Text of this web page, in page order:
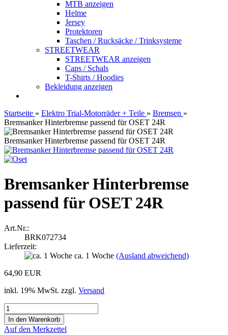
MTB anzeigen
Helme
Jersey
Protektoren
Taschen / Rucksäcke / Trinksysteme
STREETWEAR
STREETWEAR anzeigen
Caps / Schals
T-Shirts / Hoodies
Bekleidung anzeigen
Startseite » Elektro Trial-Motorräder + Teile » Bremsen »
Bremsanker Hinterbremse passend für OSET 24R
Bremsanker Hinterbremse passend für OSET 24R
Bremsanker Hinterbremse
passend für OSET 24R
Art.Nr.:
BRK072734
Lieferzeit:
ca. 1 Woche (Ausland abweichend)
64,90 EUR
inkl. 19% MwSt. zzgl. Versand
Auf den Merkzettel